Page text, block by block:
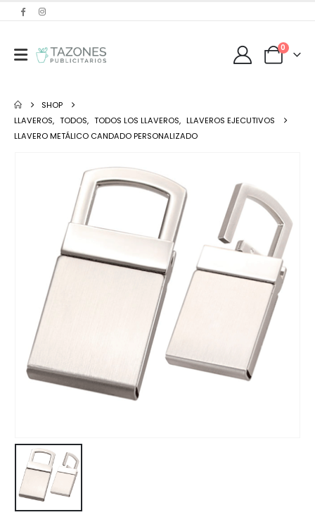
0
SHOP
LLAVEROS, TODOS, TODOS LOS LLAVEROS, LLAVEROS EJECUTIVOS
LLAVERO METÁLICO CANDADO PERSONALIZADO